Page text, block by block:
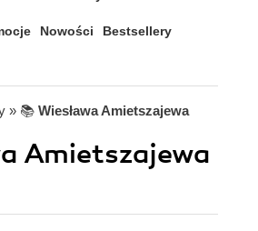
Nowości Bestsellery
» 📚 Wiesława Amietszajewa
Amietszajewa